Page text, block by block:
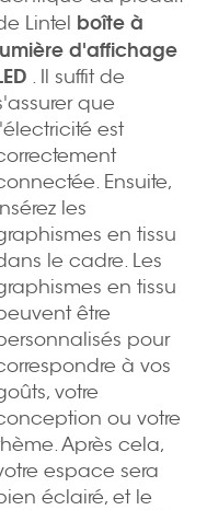
Lintel boîte à
d'affichage
. Il suffit de
que
l'électricité est
Ensuite,
les
en tissu
le cadre. Les
en tissu
être
pour
à vos
votre
ou votre
Après cela,
espace sera
éclairé, et le